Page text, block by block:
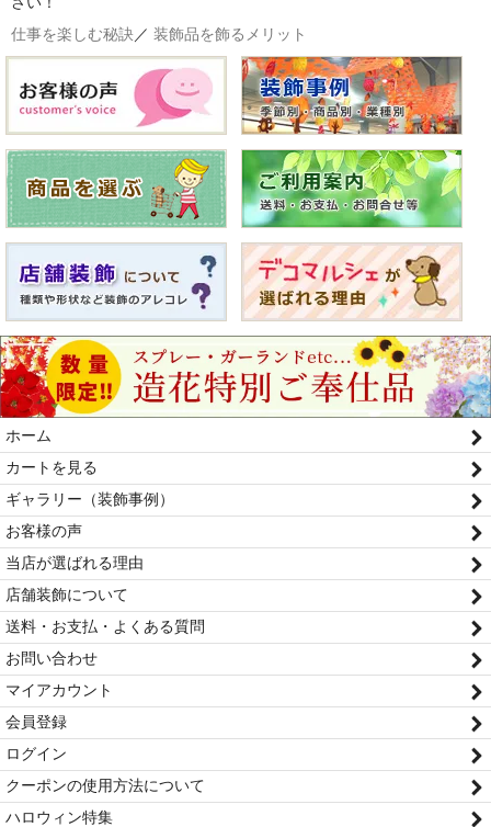
仕事を楽しむ秘訣／ 装飾品を飾るメリット
ホーム
カートを見る
ギャラリー（装飾事例）
お客様の声
当店が選ばれる理由
店舗装飾について
送料・お支払・よくある質問
お問い合わせ
マイアカウント
会員登録
ログイン
クーポンの使用方法について
ハロウィン特集